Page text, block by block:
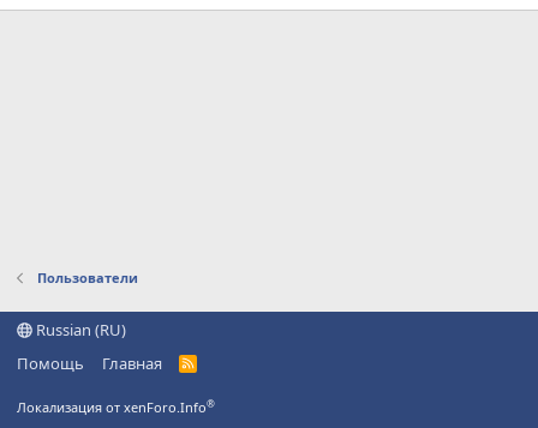
Пользователи
Russian (RU)
Помощь
Главная
R
Локализация от xenForo.Info®